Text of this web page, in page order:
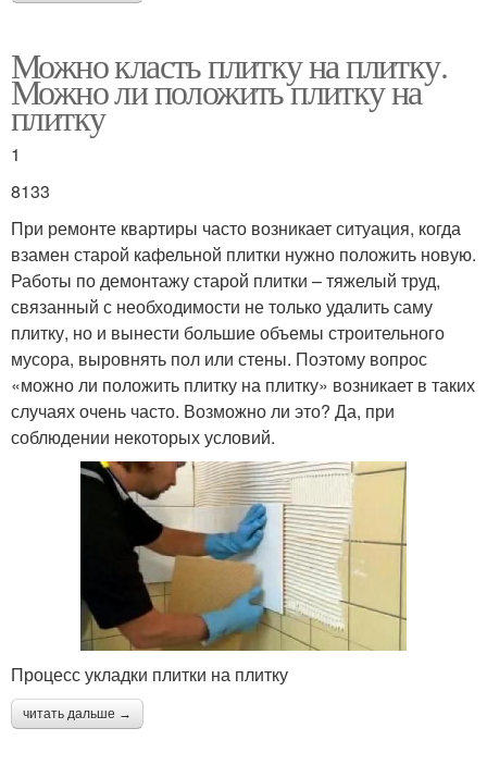
Можно класть плитку на плитку.
Можно ли положить плитку на
плитку
1
8133
При ремонте квартиры часто возникает ситуация, когда
взамен старой кафельной плитки нужно положить новую.
Работы по демонтажу старой плитки – тяжелый труд,
связанный с необходимости не только удалить саму
плитку, но и вынести большие объемы строительного
мусора, выровнять пол или стены. Поэтому вопрос
«можно ли положить плитку на плитку» возникает в таких
случаях очень часто. Возможно ли это? Да, при
соблюдении некоторых условий.
Процесс укладки плитки на плитку
читать дальше →